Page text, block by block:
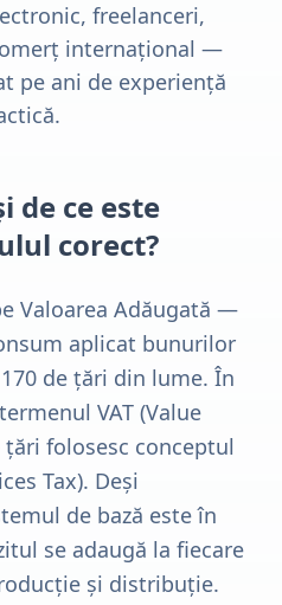
freelanceri,
internațional —
pe ani de experiență
de ce este
corect?
Valoarea Adăugată —
aplicat bunurilor
de țări din lume. În
VAT (Value
țări folosesc conceptul
Tax). Deși
de bază este în
se adaugă la fiecare
și distribuție.